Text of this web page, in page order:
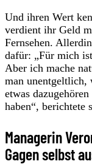
Und ihren Wert
verdient ihr Geld
Fernsehen.
dafür: „Für mich
Aber ich mache
man unentgeltlich,
etwas
haben“, berichtete
Managerin
Gagen selbst